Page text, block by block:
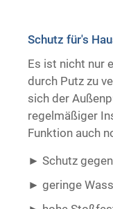
Schutz für's
Es ist nicht nur
durch Putz zu
sich der
regelmäßiger
Funktion auch
Schutz
geringe